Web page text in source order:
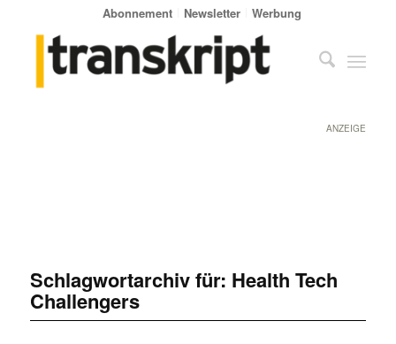
Abonnement Newsletter Werbung
ANZEIGE
Schlagwortarchiv für: Health Tech
Challengers